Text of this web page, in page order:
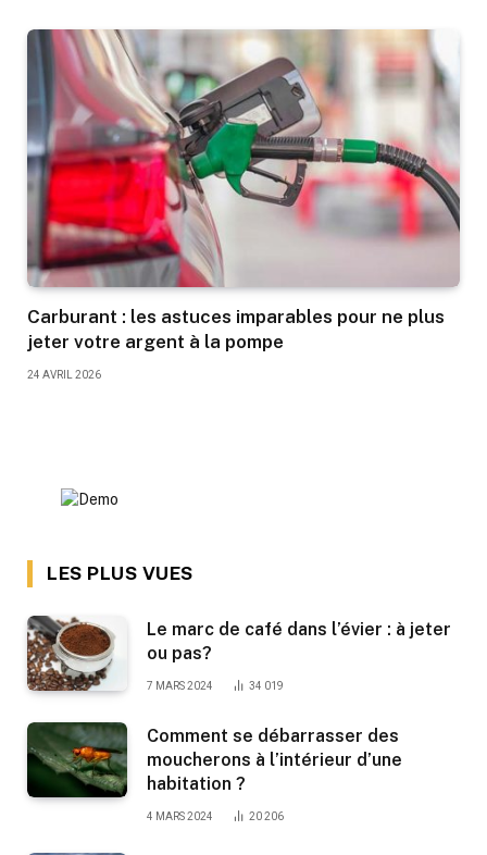
Carburant : les astuces imparables pour ne plus
jeter votre argent à la pompe
24 AVRIL 2026
LES PLUS VUES
Le marc de café dans l’évier : à jeter
ou pas?
7 MARS 2024 34 019
Comment se débarrasser des
moucherons à l’intérieur d’une
habitation ?
4 MARS 2024 20 206